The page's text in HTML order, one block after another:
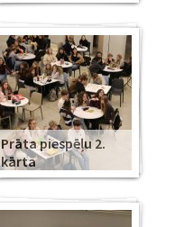
Prāta piespēļu 2.
kārta